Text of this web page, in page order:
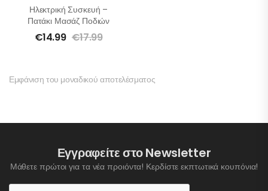
Ηλεκτρική Συσκευή –
Πατάκι Μασάζ Ποδιών
€14.99 €17.99
Εμφάνιση του μοναδικού αποτελέσματος
Εγγραφείτε στο Newsletter
Μάθετε πρώτοι για τα νέα προιόντα! Κερδίστε εκπτωτικά κουπόνια!